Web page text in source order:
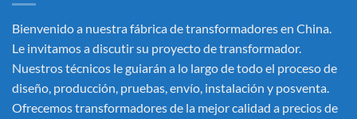
Bienvenido a nuestra fábrica de transformadores en China.
Le invitamos a discutir su proyecto de transformador.
Nuestros técnicos le guiarán a lo largo de todo el proceso de
diseño, producción, pruebas, envío, instalación y posventa.
Ofrecemos transformadores de la mejor calidad a precios de